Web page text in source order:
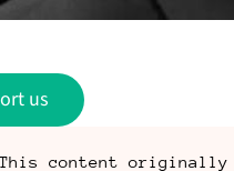
us
This content originally